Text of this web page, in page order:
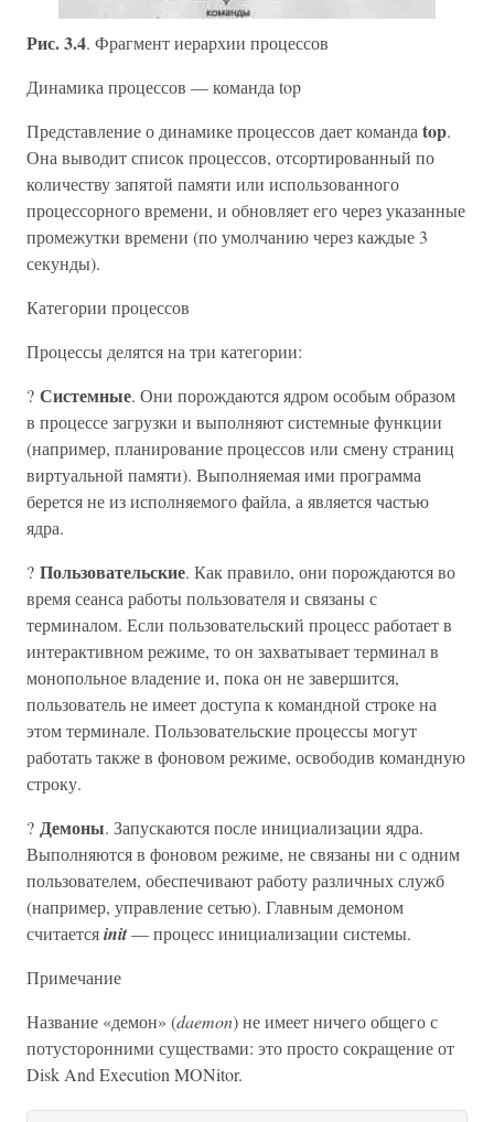
Рис. 3.4. Фрагмент иерархии процессов
Динамика процессов — команда top
Представление о динамике процессов дает команда top.
Она выводит список процессов, отсортированный по
количеству запятой памяти или использованного
процессорного времени, и обновляет его через указанные
промежутки времени (по умолчанию через каждые 3
секунды).
Категории процессов
Процессы делятся на три категории:
? Системные. Они порождаются ядром особым образом
в процессе загрузки и выполняют системные функции
(например, планирование процессов или смену страниц
виртуальной памяти). Выполняемая ими программа
берется не из исполняемого файла, а является частью
ядра.
? Пользовательские. Как правило, они порождаются во
время сеанса работы пользователя и связаны с
терминалом. Если пользовательский процесс работает в
интерактивном режиме, то он захватывает терминал в
монопольное владение и, пока он не завершится,
пользователь не имеет доступа к командной строке на
этом терминале. Пользовательские процессы могут
работать также в фоновом режиме, освободив командную
строку.
? Демоны. Запускаются после инициализации ядра.
Выполняются в фоновом режиме, не связаны ни с одним
пользователем, обеспечивают работу различных служб
(например, управление сетью). Главным демоном
считаетсяinit— процесс инициализации системы.
Примечание
Название «демон» (daemon) не имеет ничего общего с
потусторонними существами: это просто сокращение от
Disk And Execution MONitor.